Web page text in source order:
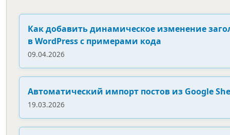
Как добавить динамическое изменение
в WordPress с примерами кода
09.04.2026
Автоматический импорт постов из Google
19.03.2026